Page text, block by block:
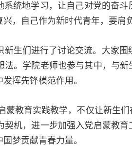
系统地学习，让自己对党的奋
，自己作为新时代青年，要肩
生们进行了讨论交流。大家
。学院老师也参与其中，与
挥先锋模范作用。
蒙教育实践教学，不仅让新生
机，进一步加强入党启蒙教
梦贡献青春力量。